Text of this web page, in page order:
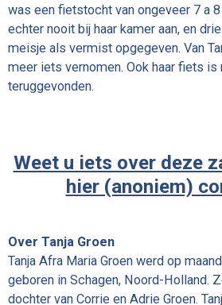
was een fietstocht van ongeveer 7 a
echter nooit bij haar kamer aan, en
meisje als vermist opgegeven. Van
meer iets vernomen. Ook haar fiets is
teruggevonden.
Weet u iets over deze
hier (anoniem)
Over Tanja Groen
Tanja Afra Maria Groen werd op
geboren in Schagen, Noord-Holland.
dochter van Corrie en Adrie Groen.